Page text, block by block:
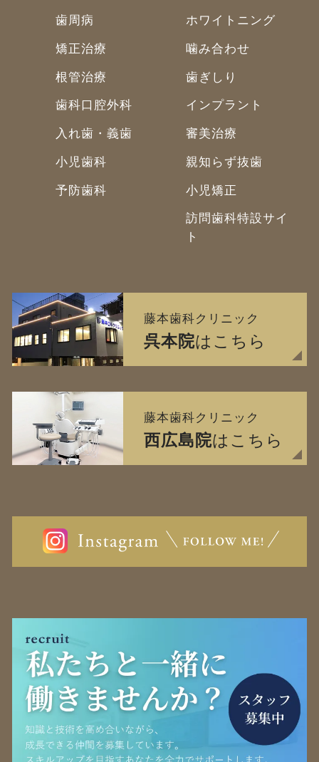
歯周病
矯正治療
根管治療
歯科口腔外科
入れ歯・義歯
小児歯科
予防歯科
ホワイトニング
噛み合わせ
歯ぎしり
インプラント
審美治療
親知らず抜歯
小児矯正
訪問歯科特設サイ
ト
藤本歯科クリニック
呉本院はこちら
藤本歯科クリニック
西広島院はこちら